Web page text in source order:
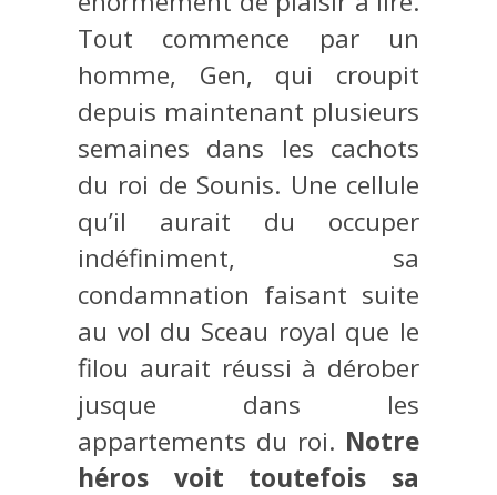
Tout commence par un
homme, Gen, qui croupit
depuis maintenant plusieurs
semaines dans les cachots
du roi de Sounis. Une cellule
qu’il aurait du occuper
indéfiniment, sa
condamnation faisant suite
au vol du Sceau royal que le
filou aurait réussi à dérober
jusque dans les
appartements du roi. Notre
héros voit toutefois sa